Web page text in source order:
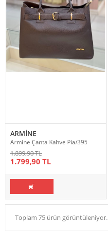
ARMİNE
Armine Çanta Kahve Pia/395
1.899,90 TL
1.799,90 TL
Toplam 75 ürün görüntüleniyor.